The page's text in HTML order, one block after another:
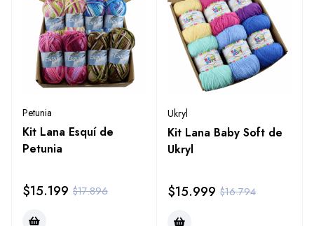
Petunia
Kit Lana Esquí de
Petunia
$17.896
$15.199
Ukryl
Kit Lana Baby Soft de
Ukryl
$16.794
$15.999